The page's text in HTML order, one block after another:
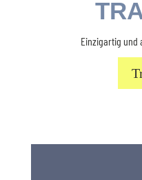
Einzigartig und